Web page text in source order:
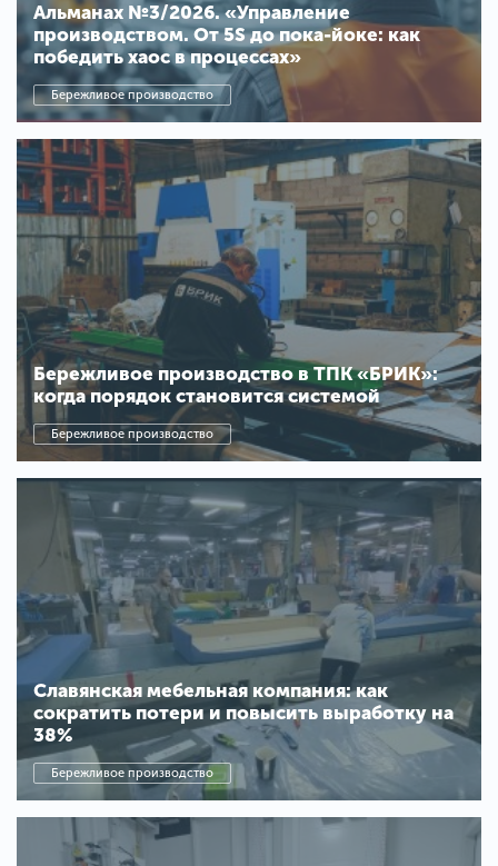
Альманах №3/2026. «Управление
производством. От 5S до пока-йоке: как
победить хаос в процессах»
Бережливое производство
Бережливое производство в ТПК «БРИК»:
когда порядок становится системой
Бережливое производство
Славянская мебельная компания: как
сократить потери и повысить выработку на
38%
Бережливое производство